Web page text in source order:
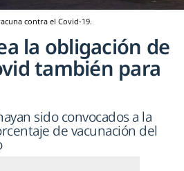
contra el Covid-19.
la obligación de
también para
sido convocados a la
de vacunación del